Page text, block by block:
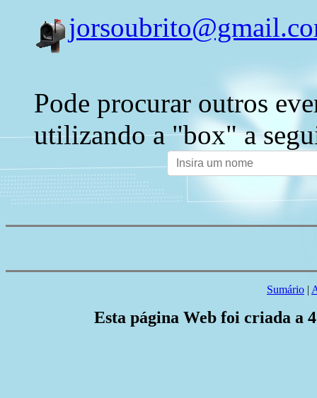
Pode procurar outros
utilizando a "box" a
Sumário |
Esta página Web foi criada a